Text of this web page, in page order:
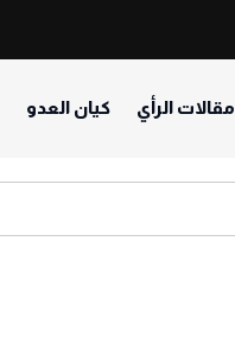
مقالات الرأي كيان العدو